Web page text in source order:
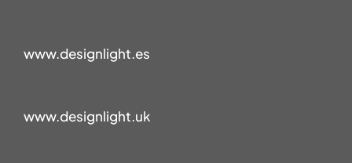
www.designlight.es
www.designlight.uk